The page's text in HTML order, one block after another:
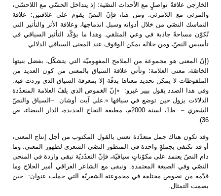
الخارجي علاقةُ تواصلٍ مع الأحداث النصّية؛ إذ يتداخل الحسّي مع اللاحسّي،
والمرئي مع اللامرئي. ومن هنا، فإنّ النصّ يقوم على علاقتين: علاقة
التماسك النصّي من خلال أدواته وسبل اندماجها، وعلاقة الأثر والتأثير التي
تُكوّن مساحةً جاذبة في وعي المتلقي. وهذا ما يؤكّد التأثير السياقي في
تأسيس النصّ، ومن خلاله يمكن الوقوف عند المعنى السياقي الدلالي
(إنّ المعنى هو مجموعة من الملامح المفهوميّة التي يتشكّل، بفضل بنيتها
الخاصّة، معنى العلامة؛ وتأتي علاقة السياق بالمعنى من كون العديد من
الملفوظات لا يمكن تحديد معناها بدقّة إلا بمعرفة السياق الذي وردت فيه.
وفي هذا الصدد يقول بيير غيرو:»إنّ الغموض الذي يلفّ العلامة المتعدّدة
الدلالات يزول حين توضع في سياقها.«علي آيت أوشان–السياق والنصّ
الشعري–
ط1، لسنة 2000م، مطبعة النجاح الجديدة، الدار البيضاء، ص
وقد تكون هناك جمل متعدّدة تعتني بالقول المكتوب من أجل إنتاج المعنى،
أو قد نكتفي بجملةٍ واحدة في المنظور النصّي الشعري لظهور المعنى. وما
دام النصّ يعتمد على مكوّناتٍ سياقيّة، فإنّ التعدّديّة تبقى واردة في المنحى
النصّي وفي الصيغة المعتمدة. ونبقى مع الشاعر العراقي أمير الحلاج وما
قدّمه من نصوص مختلفة في مجموعته الشعريّة التي حملت عنوان:
حين
يصمت التمثال.